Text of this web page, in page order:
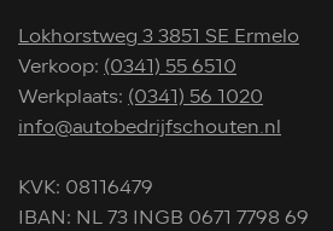
Lokhorstweg 3 3851 SE Ermelo
Verkoop: (0341) 55 6510
Werkplaats: (0341) 56 1020
info@autobedrijfschouten.nl
KVK: 08116479
IBAN: NL 73 INGB 0671 7798 69